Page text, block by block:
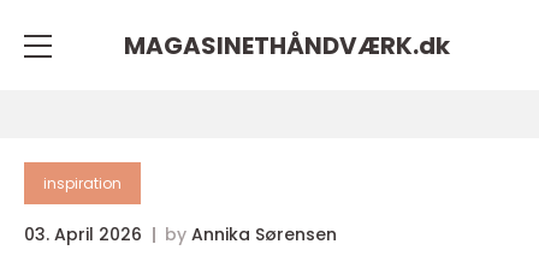
MAGASINETHÅNDVÆRK.dk
inspiration
03. April 2026 by Annika Sørensen